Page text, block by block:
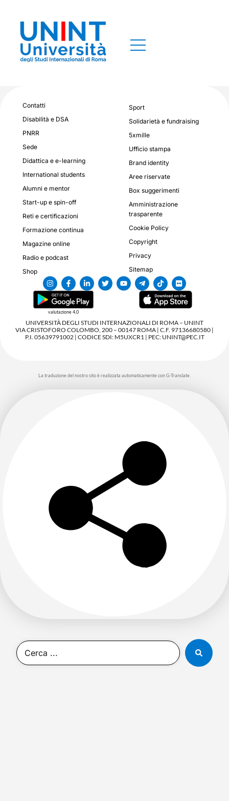
Contatti
Disabilità e DSA
PNRR
Sede
Didattica e e-learning
International students
Alumni e mentor
Start-up e spin-off
Reti e certificazioni
Formazione continua
Magazine online
Radio e podcast
Shop
Sport
Solidarietà e fundraising
5xmille
Ufficio stampa
Brand identity
Aree riservate
Box suggerimenti
Amministrazione
trasparente
Cookie Policy
Copyright
Privacy
Sitemap
valutazione 4,0
UNIVERSITÀ DEGLI STUDI INTERNAZIONALI DI ROMA – UNINT
VIA CRISTOFORO COLOMBO, 200 – 00147 ROMA | C.F. 97136680580 |
P.I. 05639791002 | CODICE SDI: M5UXCR1 | PEC: UNINT@PEC.IT
La traduzione del nostro sito è realizzata automaticamente con G-Translate.